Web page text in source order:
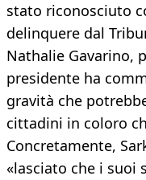
stato riconosciuto
delinquere dal
Nathalie Gavarino,
presidente ha
gravità che
cittadini in coloro
Concretamente,
«lasciato che i suoi